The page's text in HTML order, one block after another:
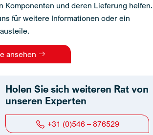
Komponenten und deren Lieferung helfen.
für weitere Informationen oder ein
ansehen
Holen Sie sich weiteren Rat von
unseren Experten
+31 (0)546 – 876529